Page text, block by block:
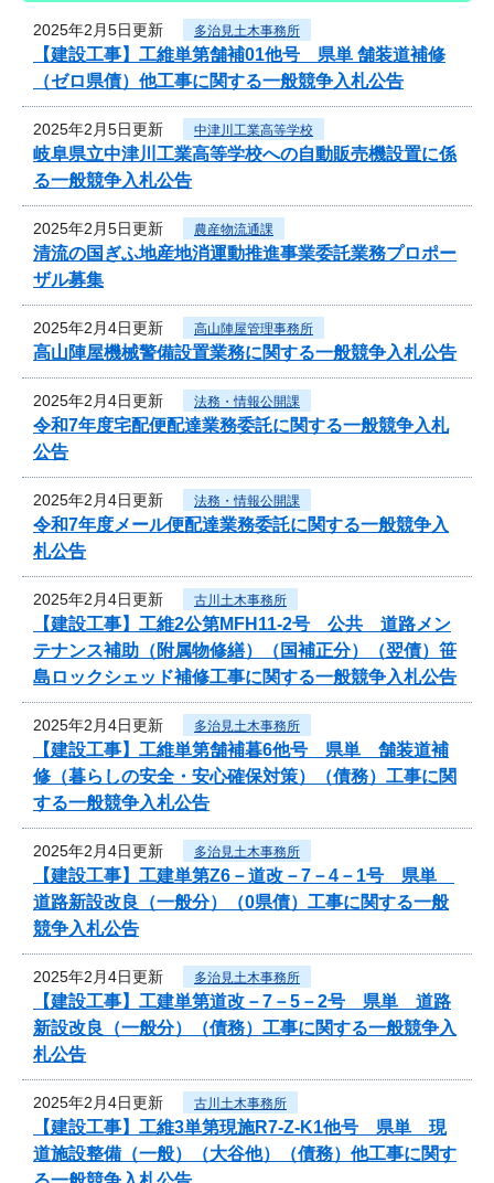
2025年2月5日更新 多治見土木事務所
【建設工事】工維単第舗補01他号 県単 舗装道補修
（ゼロ県債）他工事に関する一般競争入札公告
2025年2月5日更新 中津川工業高等学校
岐阜県立中津川工業高等学校への自動販売機設置に係
る一般競争入札公告
2025年2月5日更新 農産物流通課
清流の国ぎふ地産地消運動推進事業委託業務プロポー
ザル募集
2025年2月4日更新 高山陣屋管理事務所
高山陣屋機械警備設置業務に関する一般競争入札公告
2025年2月4日更新 法務・情報公開課
令和7年度宅配便配達業務委託に関する一般競争入札
公告
2025年2月4日更新 法務・情報公開課
令和7年度メール便配達業務委託に関する一般競争入
札公告
2025年2月4日更新 古川土木事務所
【建設工事】工維2公第MFH11-2号 公共 道路メン
テナンス補助（附属物修繕）（国補正分）（翌債）笹
島ロックシェッド補修工事に関する一般競争入札公告
2025年2月4日更新 多治見土木事務所
【建設工事】工維単第舗補暮6他号 県単 舗装道補
修（暮らしの安全・安心確保対策）（債務）工事に関
する一般競争入札公告
2025年2月4日更新 多治見土木事務所
【建設工事】工建単第Z6－道改－7－4－1号 県単
道路新設改良（一般分）（0県債）工事に関する一般
競争入札公告
2025年2月4日更新 多治見土木事務所
【建設工事】工建単第道改－7－5－2号 県単 道路
新設改良（一般分）（債務）工事に関する一般競争入
札公告
2025年2月4日更新 古川土木事務所
【建設工事】工維3単第現施R7-Z-K1他号 県単 現
道施設整備（一般）（大谷他）（債務）他工事に関す